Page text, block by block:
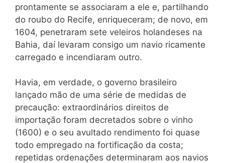
prontamente se associaram a ele e, partilhando
do roubo do Recife, enriqueceram; de novo, em
1604, penetraram sete veleiros holandeses na
Bahia, daí levaram consigo um navio ricamente
carregado e incendiaram outro.
Havia, em verdade, o governo brasileiro
lançado mão de uma série de medidas de
precaução: extraordinários direitos de
importação foram decretados sobre o vinho
(1600) e o seu avultado rendimento foi quase
todo empregado na fortificação da costa;
repetidas ordenações determinaram aos navios